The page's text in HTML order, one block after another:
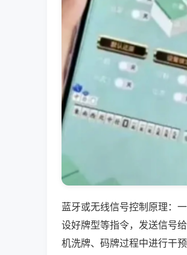
蓝牙或无线信号控制原理：
设好牌型等指令，发送信号
机洗牌、码牌过程中进行干预